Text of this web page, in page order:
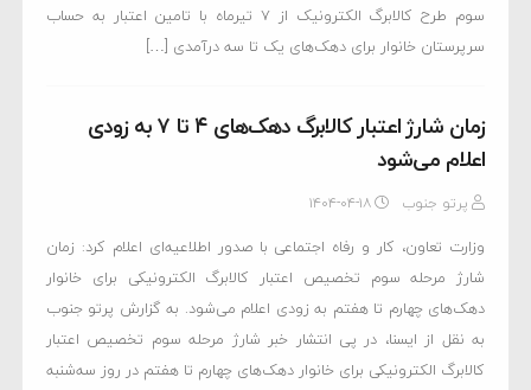
سوم طرح کالابرگ الکترونیک از ٧ تیرماه با تامین اعتبار به حساب
سرپرستان خانوار برای دهک‌های یک تا سه درآمدی […]
زمان شارژ اعتبار کالابرگ دهک‌های ۴ تا ۷ به زودی
اعلام می‌شود
پرتو جنوب ۱۴۰۴-۰۴-۱۸
وزارت تعاون، کار و رفاه اجتماعی با صدور اطلاعیه‌ای اعلام کرد: زمان
شارژ مرحله سوم تخصیص اعتبار کالابرگ الکترونیکی برای خانوار
دهک‌های چهارم تا هفتم به زودی اعلام می‌شود. به گزارش پرتو جنوب
به نقل از ایسنا، در پی انتشار خبر شارژ مرحله سوم تخصیص اعتبار
کالابرگ الکترونیکی برای خانوار دهک‌های چهارم تا هفتم در روز سه‌شنبه